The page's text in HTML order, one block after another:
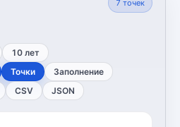
7 точек
10 лет
Точки Заполнение
CSV JSON